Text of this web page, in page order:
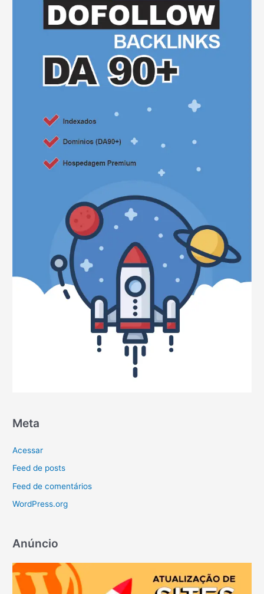
Meta
Acessar
Feed de posts
Feed de comentários
WordPress.org
Anúncio